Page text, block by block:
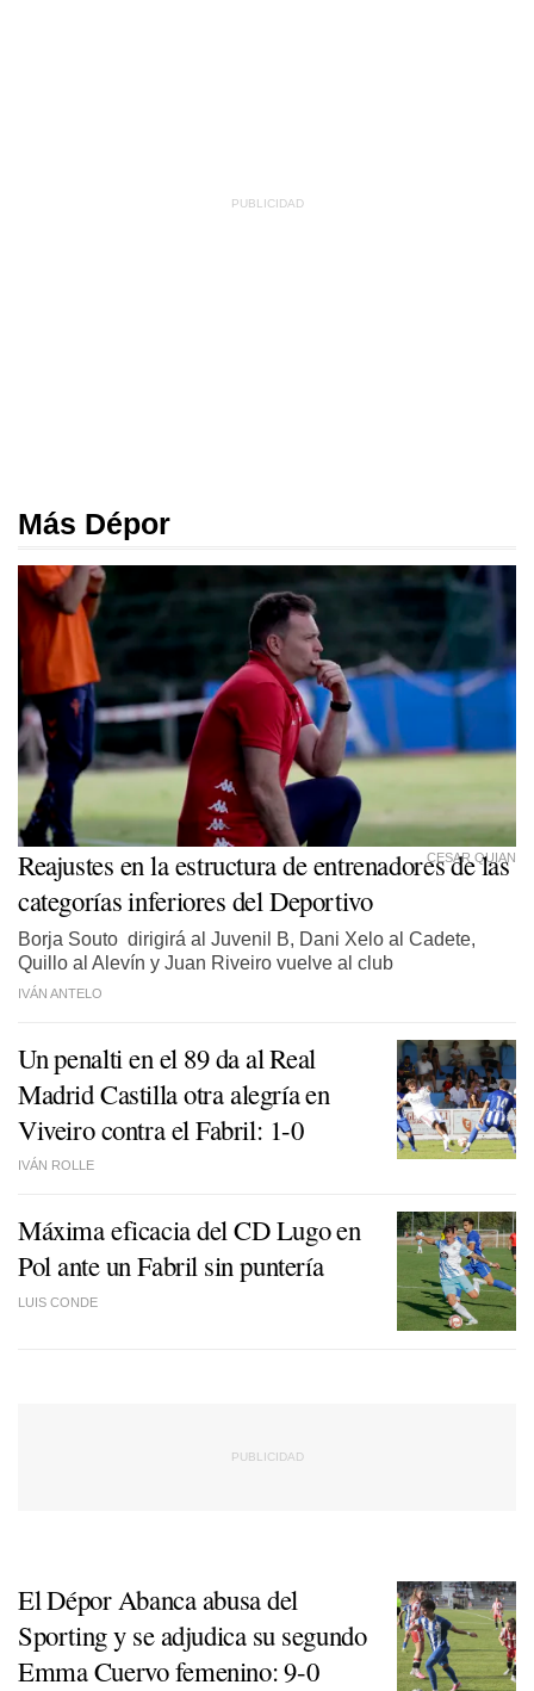
Más Dépor
CESAR QUIAN
Reajustes en la estructura de entrenadores de las
categorías inferiores del Deportivo
Borja Souto dirigirá al Juvenil B, Dani Xelo al Cadete,
Quillo al Alevín y Juan Riveiro vuelve al club
IVÁN ANTELO
Un penalti en el 89 da al Real
Madrid Castilla otra alegría en
Viveiro contra el Fabril: 1-0
IVÁN ROLLE
Máxima eficacia del CD Lugo en
Pol ante un Fabril sin puntería
LUIS CONDE
El Dépor Abanca abusa del
Sporting y se adjudica su segundo
Emma Cuervo femenino: 9-0